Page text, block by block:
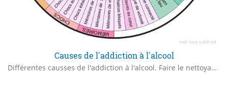
Causes de l'addiction à l'alcool
Différentes causses de l'addiction à l'alcool. Faire le nettoyage point par point, ,et tout rentre dans l'ordre immédiatement et définitivement suivant mon expérience.